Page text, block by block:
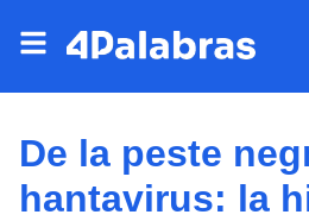
De la peste
hantavirus: la